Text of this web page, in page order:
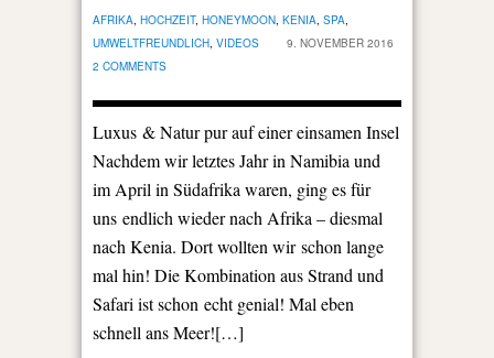
AFRIKA, HOCHZEIT, HONEYMOON, KENIA, SPA,
UMWELTFREUNDLICH, VIDEOS
9. NOVEMBER 2016
2 COMMENTS
Luxus & Natur pur auf einer einsamen Insel
Nachdem wir letztes Jahr in Namibia und
im April in Südafrika waren, ging es für
uns endlich wieder nach Afrika – diesmal
nach Kenia. Dort wollten wir schon lange
mal hin! Die Kombination aus Strand und
Safari ist schon echt genial! Mal eben
schnell ans Meer![…]